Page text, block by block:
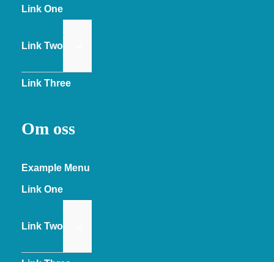
Link One
Link Two
Link Three
Om oss
Example Menu
Link One
Link Two